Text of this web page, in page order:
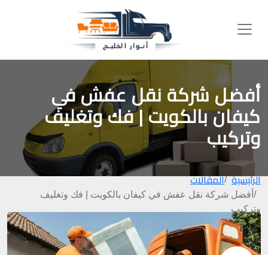
أفضل شركة نقل عفش في
كيفان بالكويت | فك وتغليف
وتركيب
الرئيسية المقالات
أفضل شركة نقل عفش في كيفان بالكويت | فك وتغليف
وتركيب